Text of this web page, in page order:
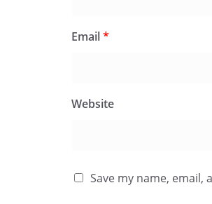
Email*
Website
Save my name,